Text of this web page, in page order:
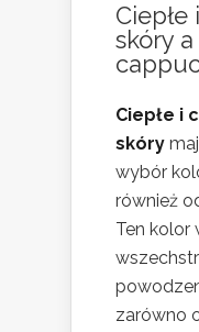
skóry
Ciepłe i
skóry
wybór
również
Ten kolor
zarówno